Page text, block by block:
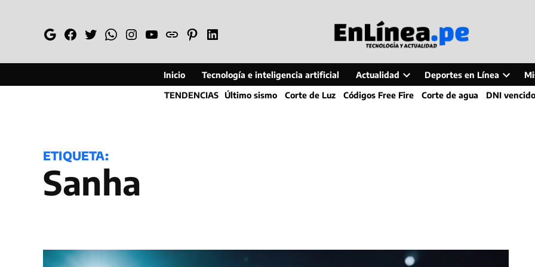
GoogleFacebook
TwitterWhatsapp
Instagram
YouTube
WebPinterestLinkedin
Inicio Tecnología e inteligencia artificial Actualidad
Open
dropdown
Deportes en Línea
Open
dropdown
TENDENCIAS Último sismo Corte de Luz Códigos Free Fire Corte de agua DNI vencido
ETIQUETA:
Sanha